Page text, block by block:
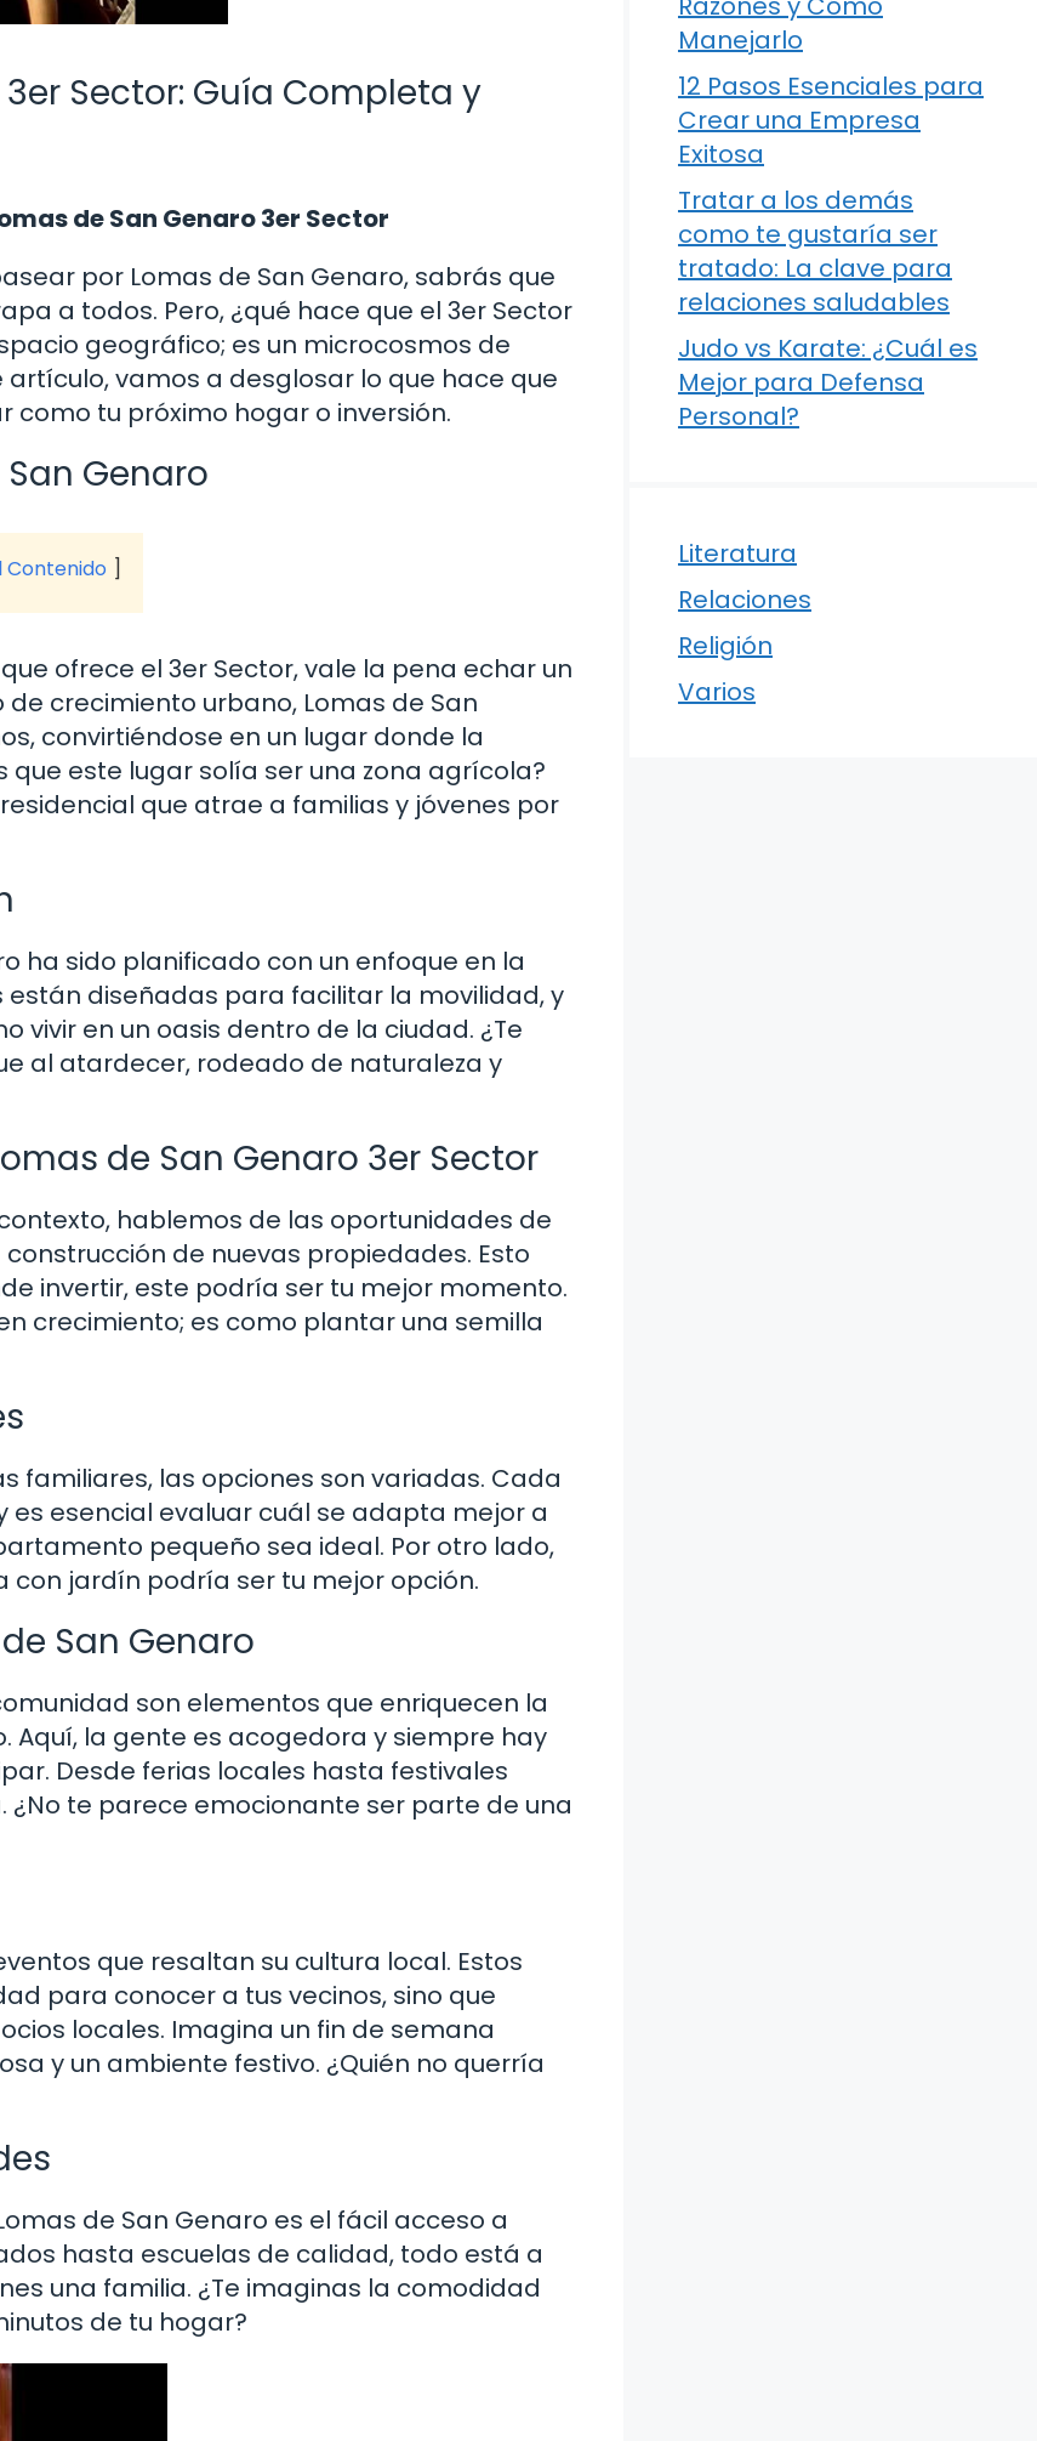
Sector: Guía Completa y
de San Genaro 3er Sector
por Lomas de San Genaro, sabrás que
a todos. Pero, ¿qué hace que el 3er Sector
geográfico; es un microcosmos de
vamos a desglosar lo que hace que
tu próximo hogar o inversión.
Genaro
ofrece el 3er Sector, vale la pena echar un
crecimiento urbano, Lomas de San
convirtiéndose en un lugar donde la
este lugar solía ser una zona agrícola?
que atrae a familias y jóvenes por
ha sido planificado con un enfoque en la
diseñadas para facilitar la movilidad, y
vivir en un oasis dentro de la ciudad. ¿Te
al atardecer, rodeado de naturaleza y
de San Genaro 3er Sector
hablemos de las oportunidades de
de nuevas propiedades. Esto
invertir, este podría ser tu mejor momento.
crecimiento; es como plantar una semilla
las opciones son variadas. Cada
esencial evaluar cuál se adapta mejor a
pequeño sea ideal. Por otro lado,
con jardín podría ser tu mejor opción.
San Genaro
son elementos que enriquecen la
Aquí, la gente es acogedora y siempre hay
Desde ferias locales hasta festivales
te parece emocionante ser parte de una
que resaltan su cultura local. Estos
para conocer a tus vecinos, sino que
locales. Imagina un fin de semana
y un ambiente festivo. ¿Quién no querría
de San Genaro es el fácil acceso a
hasta escuelas de calidad, todo está a
una familia. ¿Te imaginas la comodidad
de tu hogar?
Manejarlo
12 Pasos Esenciales para
Crear una Empresa
Exitosa
Tratar a los demás
como te gustaría ser
tratado: La clave para
relaciones saludables
Judo vs Karate: ¿Cuál es
Mejor para Defensa
Personal?
Literatura
Relaciones
Religión
Varios